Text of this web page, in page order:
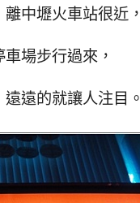
中壢火車站很近，
場步行過來，
遠的就讓人注目。